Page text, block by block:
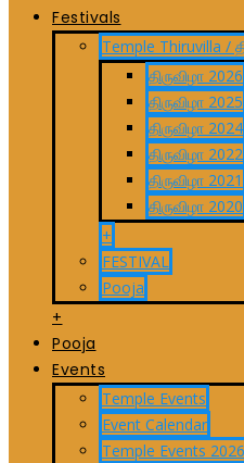
Festivals
Temple Thiruvilla /
திருவிழா 2026
திருவிழா 2025
திருவிழா 2024
திருவிழா 2022
திருவிழா 2021
திருவிழா 2020
+
FESTIVAL
Pooja
+
Pooja
Events
Temple Events
Event Calendar
Temple Events